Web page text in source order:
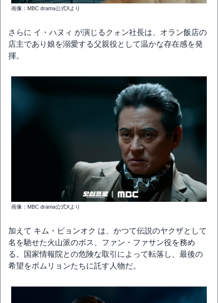
画像：MBC drama公式Xより
さらに イ・ハヌィ が演じるクォン社長は、オラン飯店の
店主であり娘を溺愛する父親役として温かな存在感を発
揮。
画像：MBC drama公式Xより
加えて キム・ビョンオク は、かつて伝説のヤクザとして
名を馳せた火山派のボス、ファン・ファサン役を務め
る。国家情報院との危険な取引によって転落し、最後の
希望をボムリョンたちに託す人物だ。